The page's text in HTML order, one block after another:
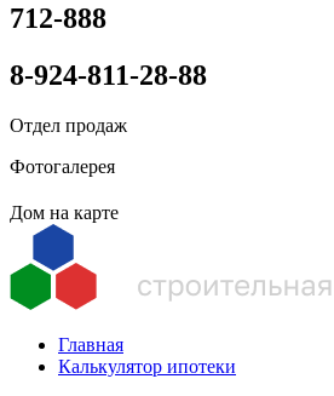
712-888
8-924-811-28-88
Отдел продаж
Фотогалерея
Дом на карте
Главная
Калькулятор ипотеки